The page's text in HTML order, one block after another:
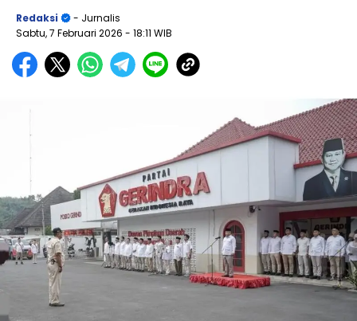
Redaksi
- Jurnalis
Sabtu, 7 Februari 2026 - 18:11 WIB